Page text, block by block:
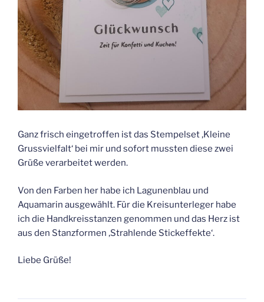
Ganz frisch eingetroffen ist das Stempelset ‚Kleine
Grussvielfalt‘ bei mir und sofort mussten diese zwei
Grüße verarbeitet werden.
Von den Farben her habe ich Lagunenblau und
Aquamarin ausgewählt. Für die Kreisunterleger habe
ich die Handkreisstanzen genommen und das Herz ist
aus den Stanzformen ‚Strahlende Stickeffekte‘.
Liebe Grüße!